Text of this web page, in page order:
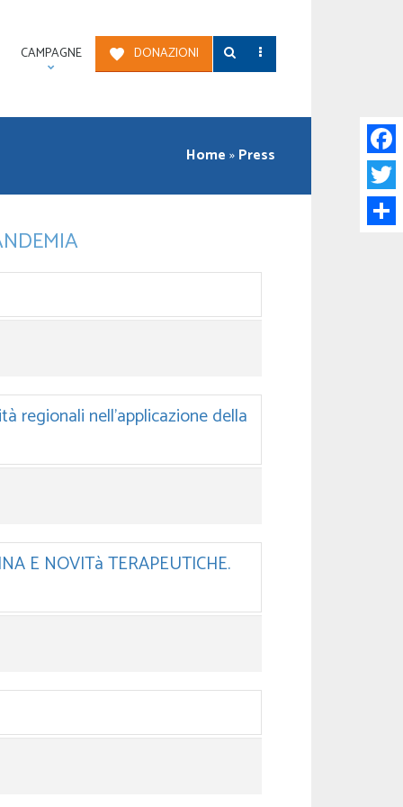
CAMPAGNE DONAZIONI
Home»Press
regionali nell’applicazione della
E NOVITà TERAPEUTICHE.